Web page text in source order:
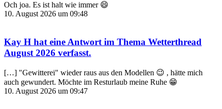
Och joa. Es ist halt wie immer 😄
10. August 2026 um 09:48
Kay H hat eine Antwort im Thema Wetterthread
August 2026 verfasst.
[…] "Gewitterei" wieder raus aus den Modellen 😉 , hätte mich
auch gewundert. Möchte im Resturlaub meine Ruhe 😁
10. August 2026 um 09:47